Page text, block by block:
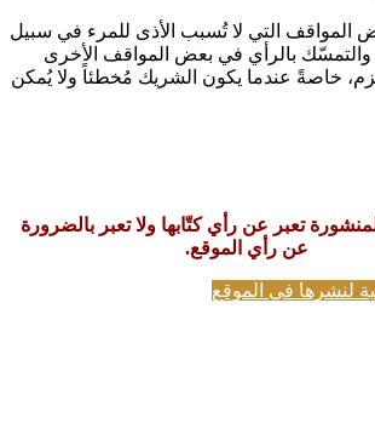
المواقف التي لا تُسبب الأذى للمرء في سبيل
والتمسّك بالرأي في بعض المواقف الأخرى
خاصةً عندما يكون الشريك مُخطئاً ولا يُمكن
تعبر عن رأي كتّابها ولا تعبر بالضرورة
عن رأي الموقع.
لنشرها في الموقع